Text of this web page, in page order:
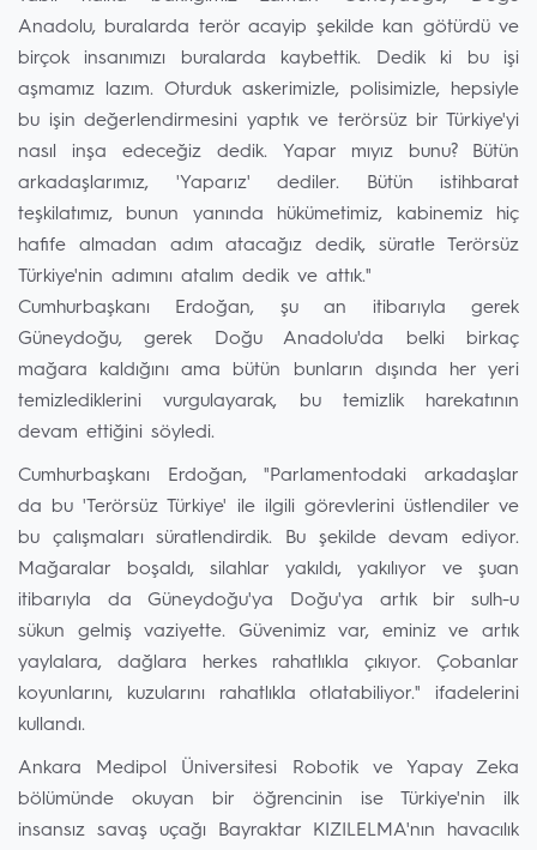
Anadolu, buralarda terör acayip şekilde kan götürdü ve
birçok insanımızı buralarda kaybettik. Dedik ki bu işi
aşmamız lazım. Oturduk askerimizle, polisimizle, hepsiyle
bu işin değerlendirmesini yaptık ve terörsüz bir Türkiye'yi
nasıl inşa edeceğiz dedik. Yapar mıyız bunu? Bütün
arkadaşlarımız, 'Yaparız' dediler. Bütün istihbarat
teşkilatımız, bunun yanında hükümetimiz, kabinemiz hiç
hafife almadan adım atacağız dedik, süratle Terörsüz
Türkiye'nin adımını atalım dedik ve attık."
Cumhurbaşkanı Erdoğan, şu an itibarıyla gerek
Güneydoğu, gerek Doğu Anadolu'da belki birkaç
mağara kaldığını ama bütün bunların dışında her yeri
temizlediklerini vurgulayarak, bu temizlik harekatının
devam ettiğini söyledi.
Cumhurbaşkanı Erdoğan, "Parlamentodaki arkadaşlar
da bu 'Terörsüz Türkiye' ile ilgili görevlerini üstlendiler ve
bu çalışmaları süratlendirdik. Bu şekilde devam ediyor.
Mağaralar boşaldı, silahlar yakıldı, yakılıyor ve şuan
itibarıyla da Güneydoğu'ya Doğu'ya artık bir sulh-u
sükun gelmiş vaziyette. Güvenimiz var, eminiz ve artık
yaylalara, dağlara herkes rahatlıkla çıkıyor. Çobanlar
koyunlarını, kuzularını rahatlıkla otlatabiliyor." ifadelerini
kullandı.
Ankara Medipol Üniversitesi Robotik ve Yapay Zeka
bölümünde okuyan bir öğrencinin ise Türkiye'nin ilk
insansız savaş uçağı Bayraktar KIZILELMA'nın havacılık